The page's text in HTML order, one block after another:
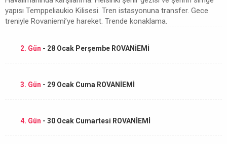
yapısı Temppeliaukio Kilisesi. Tren istasyonuna transfer. Gece
treniyle Rovaniemi’ye hareket. Trende konaklama.
2. Gün - 28 Ocak Perşembe ROVANİEMİ
3. Gün - 29 Ocak Cuma ROVANİEMİ
4. Gün - 30 Ocak Cumartesi ROVANİEMİ